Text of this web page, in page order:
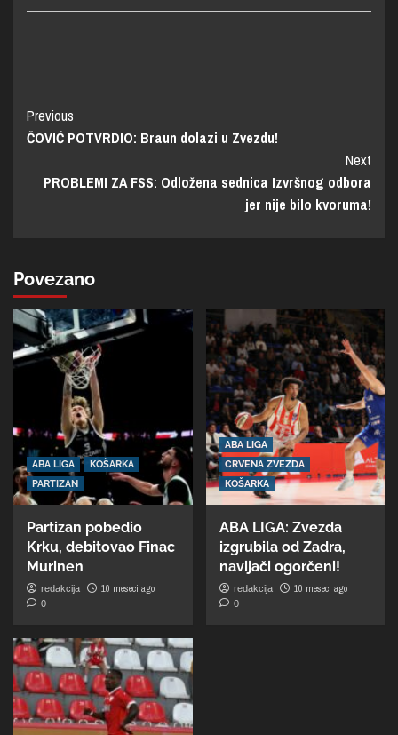
Previous
ČOVIĆ POTVRDIO: Braun dolazi u Zvezdu!
Next
PROBLEMI ZA FSS: Odložena sednica Izvršnog odbora
jer nije bilo kvoruma!
Povezano
ABA LIGA
KOŠARKA
PARTIZAN
Partizan pobedio
Krku, debitovao Finac
Murinen
redakcija 10 meseci ago
0
ABA LIGA
CRVENA ZVEZDA
KOŠARKA
ABA LIGA: Zvezda
izgrubila od Zadra,
navijači ogorčeni!
redakcija 10 meseci ago
0